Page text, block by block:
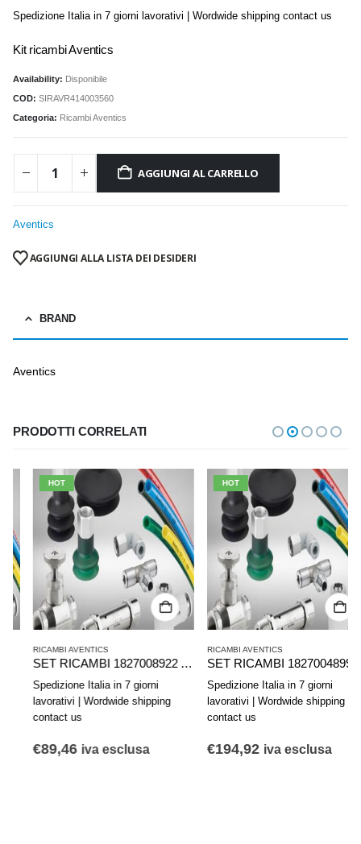
Spedizione Italia in 7 giorni lavorativi | Wordwide shipping contact us
Kit ricambi Aventics
Availability: Disponibile
COD: SIRAVR414003560
Categoria: Ricambi Aventics
AGGIUNGI AL CARRELLO
Aventics
AGGIUNGI ALLA LISTA DEI DESIDERI
BRAND
Aventics
PRODOTTI CORRELATI
RICAMBI AVENTICS
SET RICAMBI 1827008922 AVENTICS SERIE KPZ D63
Spedizione Italia in 7 giorni
lavorativi | Wordwide shipping
contact us
89,46 iva esclusa
RICAMBI AVENTICS
SET RICAMBI 1827004899 AVENTICS SERIE PRA C10P..80.PA.SCHL
Spedizione Italia in 7 giorni
lavorativi | Wordwide shipping
contact us
194,92 iva esclusa